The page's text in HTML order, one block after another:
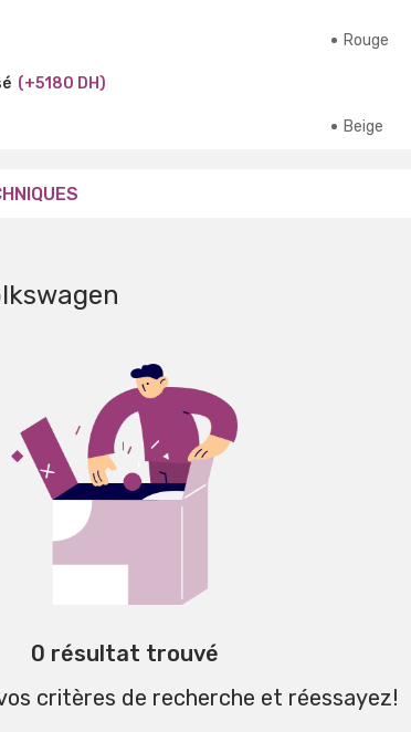
Rouge
(+5180 DH)
Beige
0 résultat trouvé
critères de recherche et réessayez!